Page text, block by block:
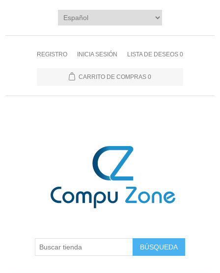
REGISTRO INICIA SESIÓN LISTA DE DESEOS 0
CARRITO DE COMPRAS 0
BÚSQUEDA